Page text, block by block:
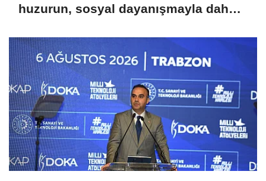
huzurun, sosyal dayanışmayla daha